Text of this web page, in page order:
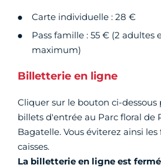
Carte individuelle : 28 €
Pass famille : 55 € (2 adultes
maximum)
Billetterie en ligne
Cliquer sur le bouton ci-dessous
billets d'entrée au Parc floral de
Bagatelle. Vous éviterez ainsi
caisses.
La billetterie en ligne est